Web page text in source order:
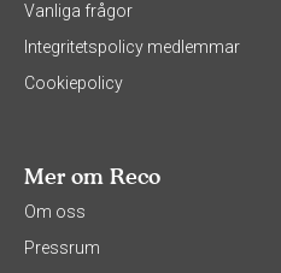
Vanliga frågor
Integritetspolicy medlemmar
Cookiepolicy
Mer om Reco
Om oss
Pressrum